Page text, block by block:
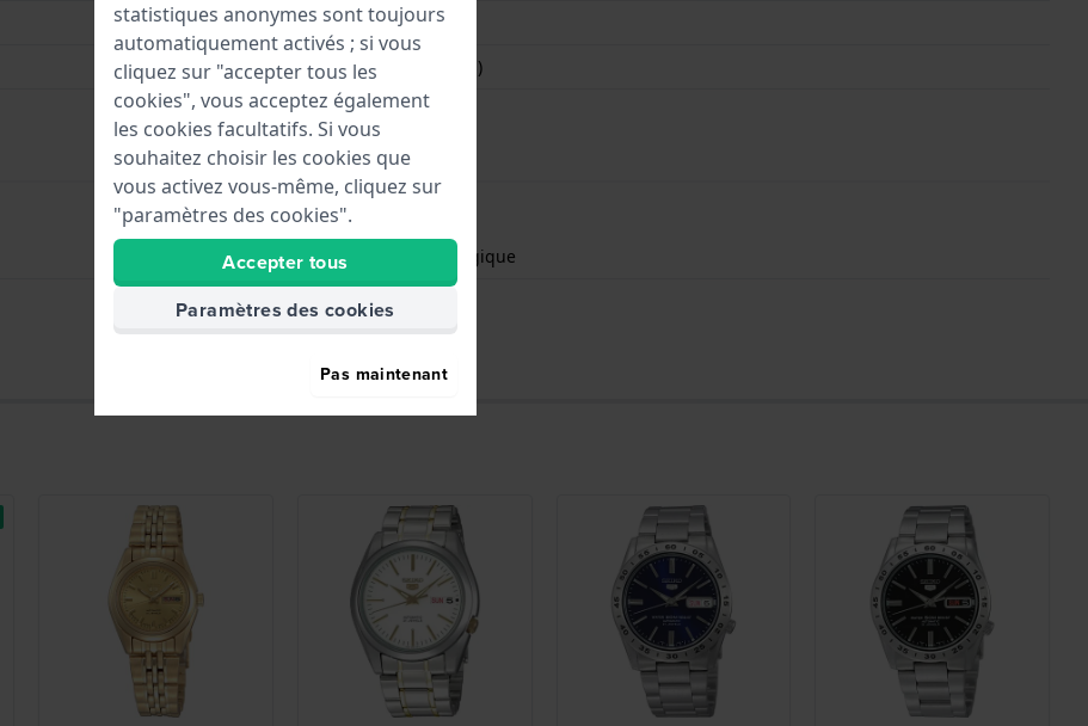
38 mm
3 Bar (lavage des mains)
3 ans de Garantie
Heures - Aiguille analogique
Date - Fenêtr
statistiques anonymes sont toujours
automatiquement activés ; si vous
cliquez sur "accepter tous les
cookies", vous acceptez également
les cookies facultatifs. Si vous
souhaitez choisir les cookies que
vous activez vous-même, cliquez sur
"paramètres des cookies".
Accepter tous
Paramètres des cookies
Pas maintenant